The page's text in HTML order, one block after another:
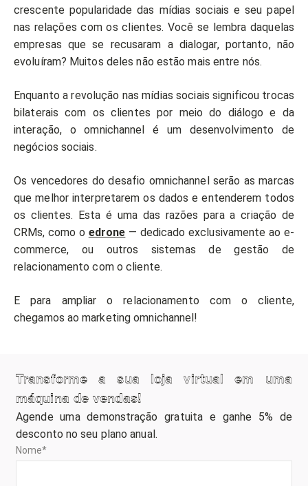
crescente popularidade das mídias sociais e seu papel
nas relações com os clientes. Você se lembra daquelas
empresas que se recusaram a dialogar, portanto, não
evoluíram? Muitos deles não estão mais entre nós.
Enquanto a revolução nas mídias sociais significou trocas
bilaterais com os clientes por meio do diálogo e da
interação, o omnichannel é um desenvolvimento de
negócios sociais.
Os vencedores do desafio omnichannel serão as marcas
que melhor interpretarem os dados e entenderem todos
os clientes. Esta é uma das razões para a criação de
CRMs, como o edrone — dedicado exclusivamente ao e-
commerce, ou outros sistemas de gestão de
relacionamento com o cliente.
E para ampliar o relacionamento com o cliente,
chegamos ao marketing omnichannel!
Transforme a sua loja virtual em uma
máquina de vendas!
Agende uma demonstração gratuita e ganhe 5% de
desconto no seu plano anual.
Nome*